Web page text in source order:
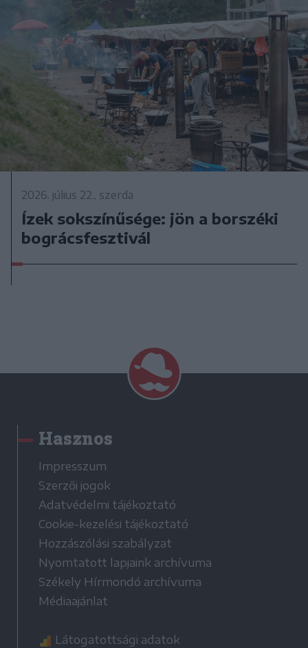
2026. július 22., szerda
Ízek sokszínűsége: jön a borszéki
bográcsfesztivál
Hasznos
Impresszum
Szerzői jogok
Adatvédelmi tájékoztató
Cookie-kezelési tájékoztató
Hozzászólási szabályzat
Nyomtatott lapjaink archívuma
Székely Hírmondó archívuma
Médiaajánlat
Látogatottsági adatok